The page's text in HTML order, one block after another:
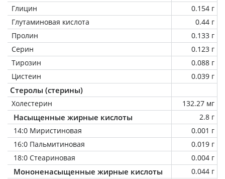
Глицин
0.154 г
Глутаминовая кислота
0.44 г
Пролин
0.133 г
Серин
0.123 г
Тирозин
0.088 г
Цистеин
0.039 г
Стеролы (стерины)
Холестерин 132.27 мг
Насыщенные жирные кислоты
2.8 г
14:0 Миристиновая
0.001 г
16:0 Пальмитиновая
0.019 г
18:0 Стеариновая
0.004 г
Мононенасыщенные жирные кислоты
0.044 г